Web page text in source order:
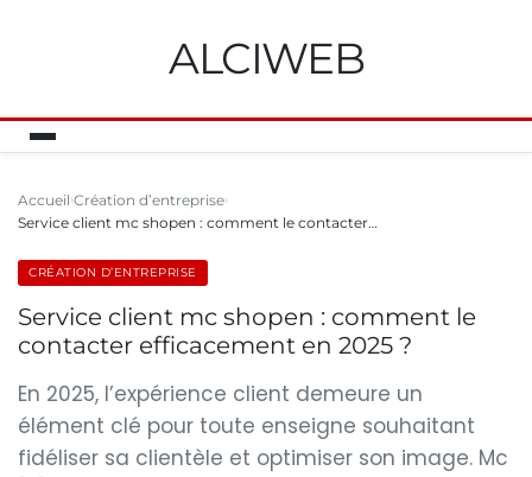
ALCIWEB
Accueil Création d’entreprise
Service client mc shopen : comment le contacter…
CRÉATION D’ENTREPRISE
Service client mc shopen : comment le
contacter efficacement en 2025 ?
En 2025, l’expérience client demeure un
élément clé pour toute enseigne souhaitant
fidéliser sa clientèle et optimiser son image. Mc